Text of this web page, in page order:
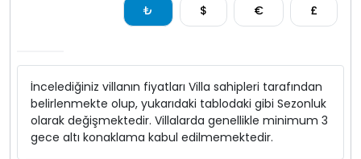
₺ $ € £
İncelediğiniz villanın fiyatları Villa sahipleri tarafından
belirlenmekte olup, yukarıdaki tablodaki gibi Sezonluk
olarak değişmektedir. Villalarda genellikle minimum 3
gece altı konaklama kabul edilmemektedir.